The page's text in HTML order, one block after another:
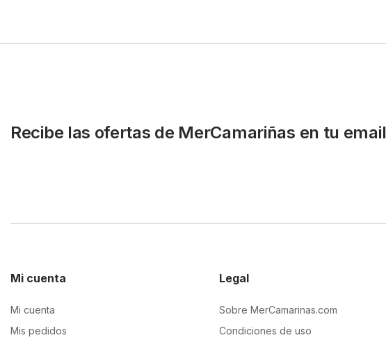
Recibe las ofertas de MerCamariñas en tu email
Mi cuenta
Mi cuenta
Mis pedidos
Legal
Sobre MerCamarinas.com
Condiciones de uso